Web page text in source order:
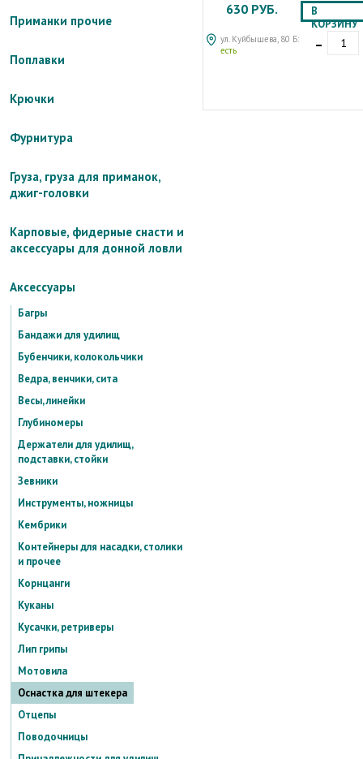
Приманки прочие
Поплавки
Крючки
Фурнитура
Груза, груза для приманок,
джиг-головки
Карповые, фидерные снасти и
аксессуары для донной ловли
Аксессуары
Багры
Бандажи для удилищ
Бубенчики, колокольчики
Ведра, венчики, сита
Весы, линейки
Глубиномеры
Держатели для удилищ,
подставки, стойки
Зевники
Инструменты, ножницы
Кембрики
Контейнеры для насадки, столики
и прочее
Корнцанги
Куканы
Кусачки, ретриверы
Лип грипы
Мотовила
Оснастка для штекера
Отцепы
Поводочницы
630 РУБ.
ул. Куйбышева, 80 Б:
есть
В
КОРЗИНУ
-